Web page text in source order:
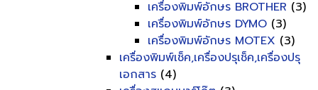
เครื่องพิมพ์อักษร BROTHER (3)
เครื่องพิมพ์อักษร DYMO (3)
เครื่องพิมพ์อักษร MOTEX (3)
เครื่องพิมพ์เช็ค,เครื่องปรุเช็ค,เครื่องปรุ
เอกสาร (4)